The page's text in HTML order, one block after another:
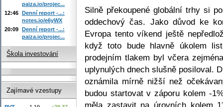
Silně překoupené globální trhy si
oddechový čas. Jako důvod ke
Evropa tento víkend ještě
když toto bude hlavně úkolem
prodejním tlakem byl včera
uplynulých dnech slušně posiloval.
oznámila mírně nižší než
budou startovat v záporu kolem -
měla zastavit na úrovních kolem
paiza.io/projec...
12:46 Denní report -...:
notes.io/e6yWX
20:09 Denní report -...:
paiza.io/projec...
Škola investování
Zajímavé vzestupy